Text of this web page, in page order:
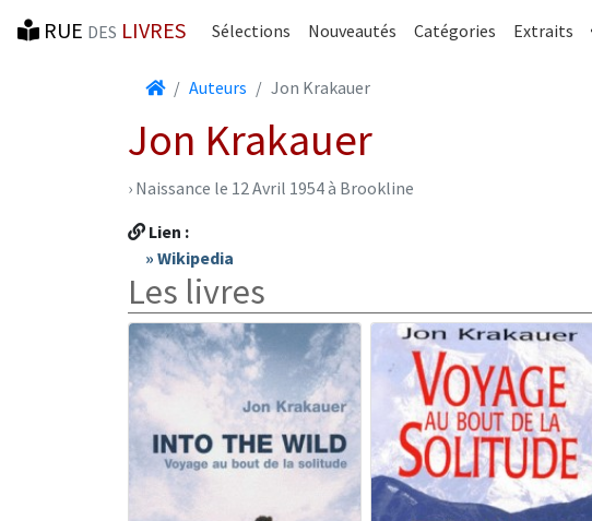
RUE DES LIVRES Sélections Nouveautés Catégories Extraits
AccueilAuteurs Jon Krakauer
Jon Krakauer
› Naissance le 12 Avril 1954 à Brookline
Lien :
» Wikipedia
Les livres